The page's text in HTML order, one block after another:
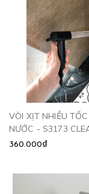
VÒI XỊT NHIỀU
NƯỚC - S3173
360.000₫